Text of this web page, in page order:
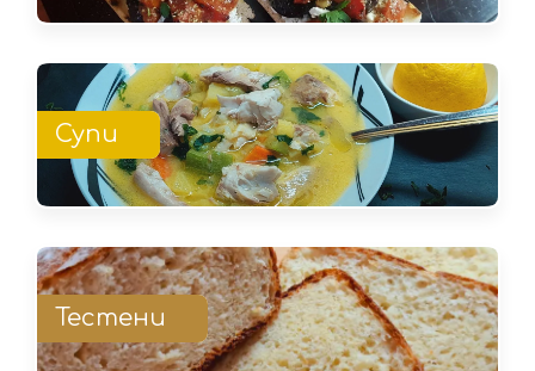
Супи
Тестени